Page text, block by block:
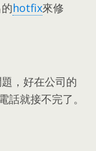
hotfix來修
， 好在公司的
話就接不完了。